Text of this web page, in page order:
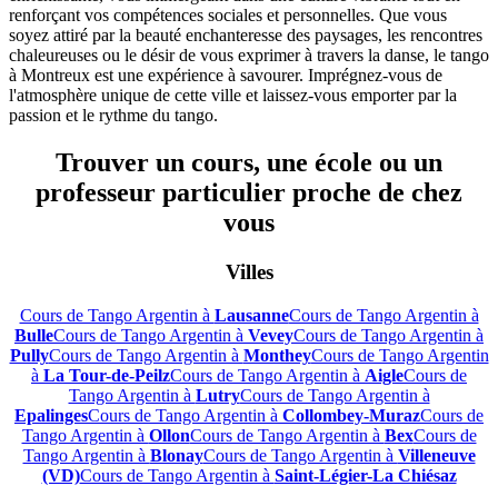
renforçant vos compétences sociales et personnelles. Que vous
soyez attiré par la beauté enchanteresse des paysages, les rencontres
chaleureuses ou le désir de vous exprimer à travers la danse, le tango
à Montreux est une expérience à savourer. Imprégnez-vous de
l'atmosphère unique de cette ville et laissez-vous emporter par la
passion et le rythme du tango.
Trouver un cours, une école ou un
professeur particulier proche de chez
vous
Villes
Cours de Tango Argentin à LausanneCours de Tango Argentin à
BulleCours de Tango Argentin à VeveyCours de Tango Argentin à
PullyCours de Tango Argentin à MontheyCours de Tango Argentin
à La Tour-de-PeilzCours de Tango Argentin à AigleCours de
Tango Argentin à LutryCours de Tango Argentin à
EpalingesCours de Tango Argentin à Collombey-MurazCours de
Tango Argentin à OllonCours de Tango Argentin à BexCours de
Tango Argentin à BlonayCours de Tango Argentin à Villeneuve
(VD)Cours de Tango Argentin à Saint-Légier-La Chiésaz